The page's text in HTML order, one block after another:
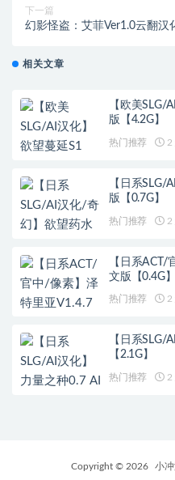
下一篇
幻影怪盗：艾菲Ver1.0云翻汉
相关文章
【欧美SLG/
版【4.2G】
热门推荐 2
【日系SLG/
版【0.7G】
热门推荐 2
【日系ACT/
文版【0.4G】
热门推荐 2
【日系SLG/
【2.1G】
热门推荐 2
Copyright © 2026 小